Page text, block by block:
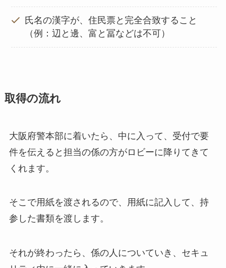
氏名の漢字が、住民票と完全合致すること
（例：辺と邊、富と冨などは不可）
取得の流れ
大阪府警本部に着いたら、中に入って、受付で要
件を伝えると担当の係の方がロビーに降りてきて
くれます。
そこで用紙を渡されるので、用紙に記入して、持
参した書類を渡します。
それが終わったら、係の人についていき、セキュ